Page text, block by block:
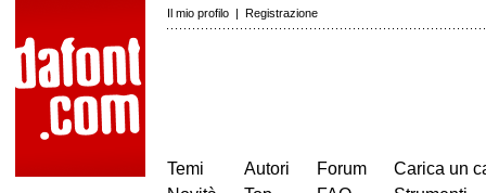
Il mio profilo | Registrazione
Temi
Autori
Forum
Carica un